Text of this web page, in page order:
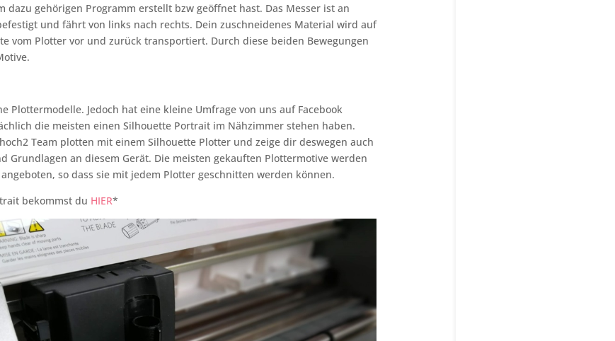
dazu gehörigen Programm erstellt bzw geöffnet hast. Das Messer ist an
und fährt von links nach rechts. Dein zuschneidenes Material wird auf
vom Plotter vor und zurück transportiert. Durch diese beiden Bewegungen
Plottermodelle. Jedoch hat eine kleine Umfrage von uns auf Facebook
die meisten einen Silhouette Portrait im Nähzimmer stehen haben.
Team plotten mit einem Silhouette Plotter und zeige dir deswegen auch
Grundlagen an diesem Gerät. Die meisten gekauften Plottermotive werden
so dass sie mit jedem Plotter geschnitten werden können.
bekommst du HIER*